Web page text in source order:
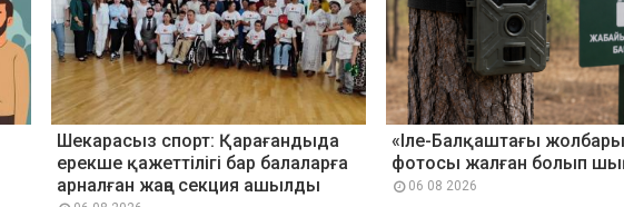
Шекарасыз спорт: Қарағандыда
ерекше қажеттілігі бар балаларға
арналған жаңа секция ашылды
«Іле-Балқаштағы
фотосы жалған болып
06 08 2026